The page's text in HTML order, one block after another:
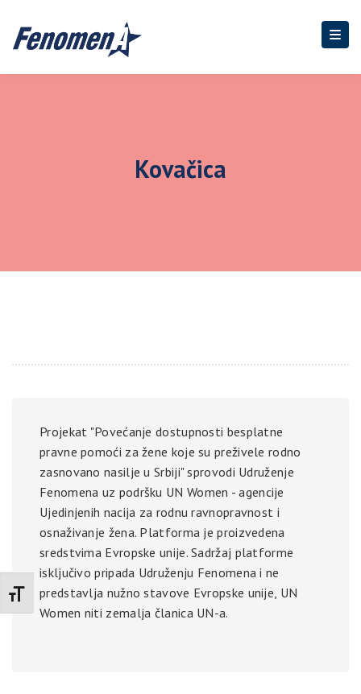
Promenite veličinu slova
Kovačica
Projekat "Povećanje dostupnosti besplatne
pravne pomoći za žene koje su preživele rodno
zasnovano nasilje u Srbiji" sprovodi Udruženje
Fenomena uz podršku UN Women - agencije
Ujedinjenih nacija za rodnu ravnopravnost i
osnaživanje žena. Platforma je proizvedena
sredstvima Evropske unije. Sadržaj platforme
isključivo pripada Udruženju Fenomena i ne
predstavlja nužno stavove Evropske unije, UN
Women niti zemalja članica UN-a.